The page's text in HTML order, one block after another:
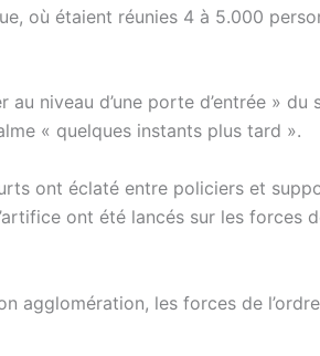
où étaient réunies 4 à 5.000
niveau d’une porte d’entrée » du
« quelques instants plus tard ».
ont éclaté entre policiers et
ont été lancés sur les forces
agglomération, les forces de l’ordre